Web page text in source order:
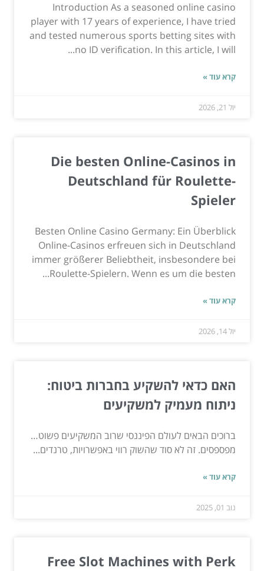
Introduction As a seasoned online casino
player with 17 years of experience, I have tried
and tested numerous sports betting sites with
no ID verification. In this article, I will...
קרא עוד »
יול 21, 2026
Die besten Online-Casinos in
Deutschland für Roulette-
Spieler
Besten Online Casino Germany: Ein Überblick
Online-Casinos erfreuen sich in Deutschland
immer größerer Beliebtheit, insbesondere bei
Roulette-Spielern. Wenn es um die besten...
קרא עוד »
יול 14, 2026
האם כדאי להשקיע בחברות ביטוח:
ניתוח מעמיק למשקיעים
ברוכים הבאים לעולם הפיננסי שרוב המשקיעים פשוט…
מפספסים. זה לא סוד שהשוק רווי באפשרויות, טרנדים...
קרא עוד »
נוב 01, 2025
Free Slot Machines with Perk